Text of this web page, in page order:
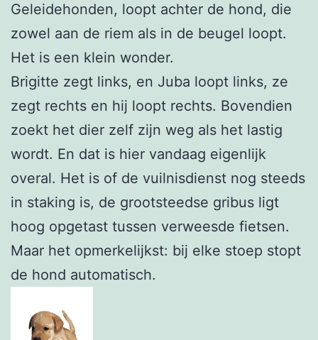
Geleidehonden, loopt achter de hond, die
zowel aan de riem als in de beugel loopt.
Het is een klein wonder.
Brigitte zegt links, en Juba loopt links, ze
zegt rechts en hij loopt rechts. Bovendien
zoekt het dier zelf zijn weg als het lastig
wordt. En dat is hier vandaag eigenlijk
overal. Het is of de vuilnisdienst nog steeds
in staking is, de grootsteedse gribus ligt
hoog opgetast tussen verweesde fietsen.
Maar het opmerkelijkst: bij elke stoep stopt
de hond automatisch.